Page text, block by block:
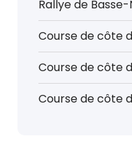
Rallye de
Course de côte
Course de côte
Course de côte